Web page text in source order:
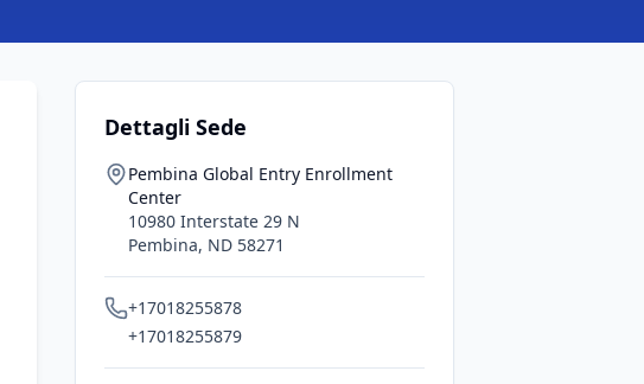
Dettagli Sede
Pembina Global Entry Enrollment
Center
10980 Interstate 29 N
Pembina, ND 58271
+17018255878
+17018255879